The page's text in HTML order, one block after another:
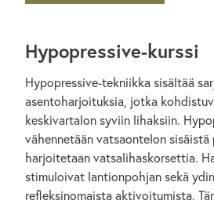
Hypopressive-kurssi
Hypopressive-tekniikka sisältää
asentoharjoituksia, jotka
keskivartalon syviin lihaksiin.
vähennetään vatsaontelon
harjoitetaan vatsalihaskorsettia.
stimuloivat lantionpohjan sekä
refleksinomaista aktivoitumista.